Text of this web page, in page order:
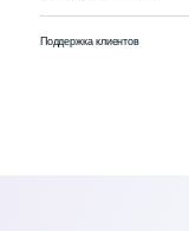
Поддержка клиентов